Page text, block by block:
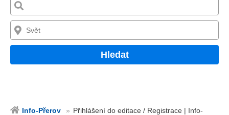
Hledat
Info-Přerov
Přihlášení do editace / Registrace | Info-